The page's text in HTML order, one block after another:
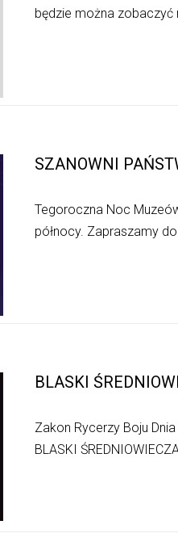
będzie można zobaczyć
SZANOWNI
Tegoroczna Noc
północy. Zapraszamy
BLASKI
Zakon Rycerzy Boju
BLASKI